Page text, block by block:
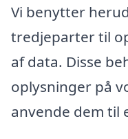
Vi benytter
tredjeparter til
af data. Disse
oplysninger på
anvende dem til